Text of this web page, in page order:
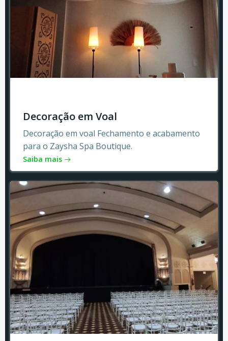
Decoração em Voal
Decoração em voal Fechamento e acabamento
para o Zaysha Spa Boutique.
Saiba mais